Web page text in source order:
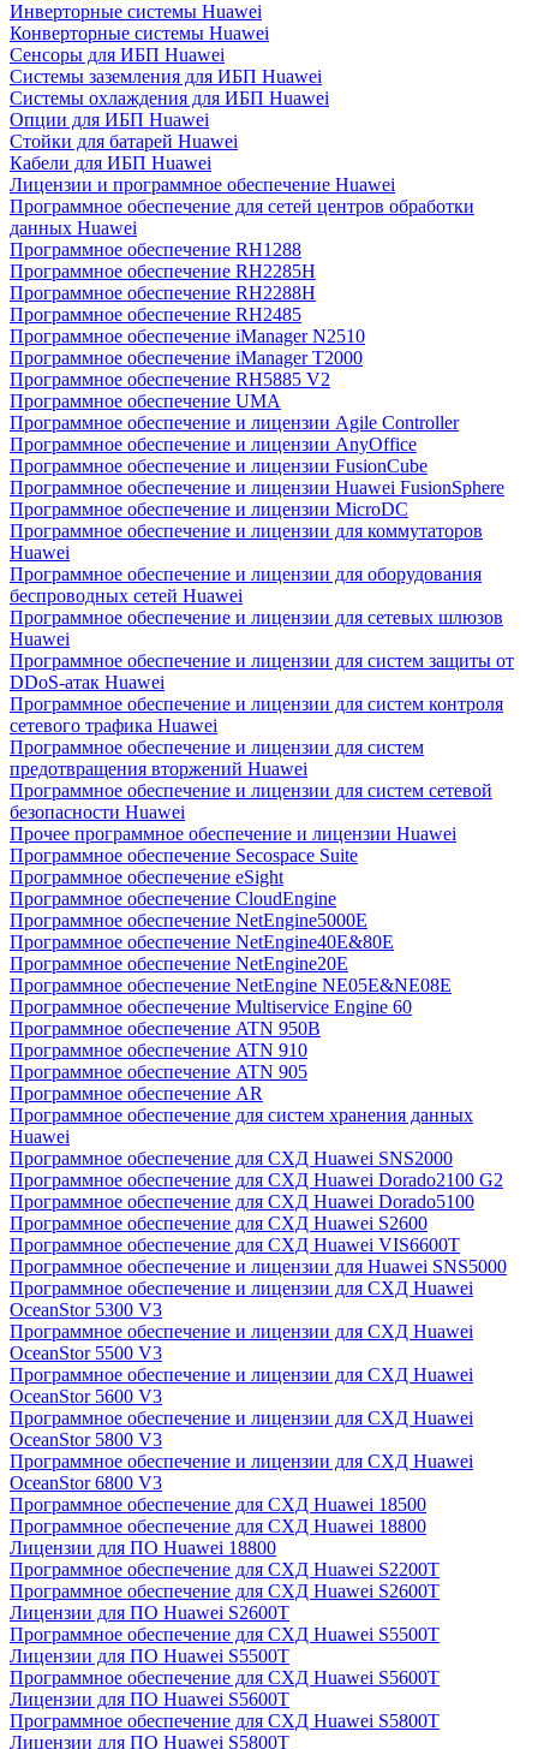
Инверторные системы Huawei
Конверторные системы Huawei
Сенсоры для ИБП Huawei
Системы заземления для ИБП Huawei
Системы охлаждения для ИБП Huawei
Опции для ИБП Huawei
Стойки для батарей Huawei
Кабели для ИБП Huawei
Лицензии и программное обеспечение Huawei
Программное обеспечение для сетей центров обработки
данных Huawei
Программное обеспечение RH1288
Программное обеспечение RH2285H
Программное обеспечение RH2288H
Программное обеспечение RH2485
Программное обеспечение iManager N2510
Программное обеспечение iManager T2000
Программное обеспечение RH5885 V2
Программное обеспечение UMA
Программное обеспечение и лицензии Agile Controller
Программное обеспечение и лицензии AnyOffice
Программное обеспечение и лицензии FusionCube
Программное обеспечение и лицензии Huawei FusionSphere
Программное обеспечение и лицензии MicroDC
Программное обеспечение и лицензии для коммутаторов
Huawei
Программное обеспечение и лицензии для оборудования
беспроводных сетей Huawei
Программное обеспечение и лицензии для сетевых шлюзов
Huawei
Программное обеспечение и лицензии для систем защиты от
DDoS-атак Huawei
Программное обеспечение и лицензии для систем контроля
сетевого трафика Huawei
Программное обеспечение и лицензии для систем
предотвращения вторжений Huawei
Программное обеспечение и лицензии для систем сетевой
безопасности Huawei
Прочее программное обеспечение и лицензии Huawei
Программное обеспечение Secospace Suite
Программное обеспечение eSight
Программное обеспечение CloudEngine
Программное обеспечение NetEngine5000E
Программное обеспечение NetEngine40E&80E
Программное обеспечение NetEngine20E
Программное обеспечение NetEngine NE05E&NE08E
Программное обеспечение Multiservice Engine 60
Программное обеспечение ATN 950B
Программное обеспечение ATN 910
Программное обеспечение ATN 905
Программное обеспечение AR
Программное обеспечение для систем хранения данных
Huawei
Программное обеспечение для СХД Huawei SNS2000
Программное обеспечение для СХД Huawei Dorado2100 G2
Программное обеспечение для СХД Huawei Dorado5100
Программное обеспечение для СХД Huawei S2600
Программное обеспечение для СХД Huawei VIS6600T
Программное обеспечение и лицензии для Huawei SNS5000
Программное обеспечение и лицензии для СХД Huawei
OceanStor 5300 V3
Программное обеспечение и лицензии для СХД Huawei
OceanStor 5500 V3
Программное обеспечение и лицензии для СХД Huawei
OceanStor 5600 V3
Программное обеспечение и лицензии для СХД Huawei
OceanStor 5800 V3
Программное обеспечение и лицензии для СХД Huawei
OceanStor 6800 V3
Программное обеспечение для СХД Huawei 18500
Программное обеспечение для СХД Huawei 18800
Лицензии для ПО Huawei 18800
Программное обеспечение для СХД Huawei S2200T
Программное обеспечение для СХД Huawei S2600T
Лицензии для ПО Huawei S2600T
Программное обеспечение для СХД Huawei S5500T
Лицензии для ПО Huawei S5500T
Программное обеспечение для СХД Huawei S5600T
Лицензии для ПО Huawei S5600T
Программное обеспечение для СХД Huawei S5800T
Лицензии для ПО Huawei S5800T